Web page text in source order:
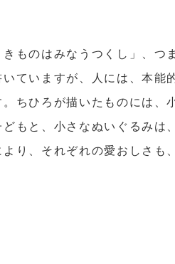
ものはみなうつくし」、
ていますが、人には、本能
ちひろが描いたものには、
もと、小さなぬいぐるみは
り、それぞれの愛おしさも